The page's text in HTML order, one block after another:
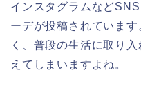
インスタグラムなど
ーデが投稿されていま
く、普段の生活に取り
えてしまいますよね。